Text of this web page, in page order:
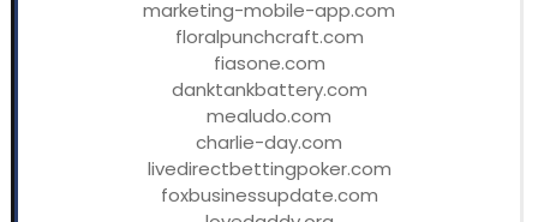
marketing-mobile-app.com
floralpunchcraft.com
fiasone.com
danktankbattery.com
mealudo.com
charlie-day.com
livedirectbettingpoker.com
foxbusinessupdate.com